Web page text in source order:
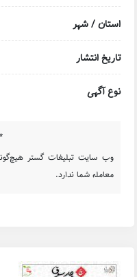
استان / شهر
تاریخ انتشار
نوع آگهی
وب سایت تبلیغات گستر
معامله شما ندارد.